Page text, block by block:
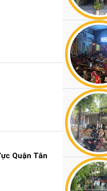
Quận Tân